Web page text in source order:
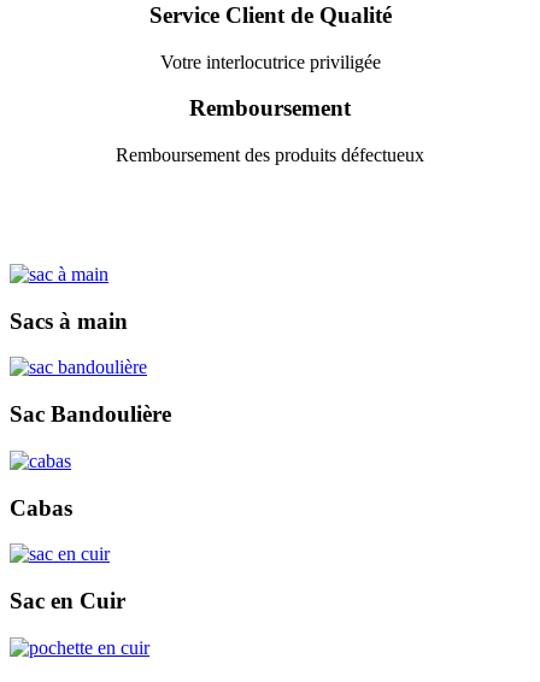
Service Client de Qualité
Votre interlocutrice priviligée
Remboursement
Remboursement des produits défectueux
Sacs à main
Sac Bandoulière
Cabas
Sac en Cuir